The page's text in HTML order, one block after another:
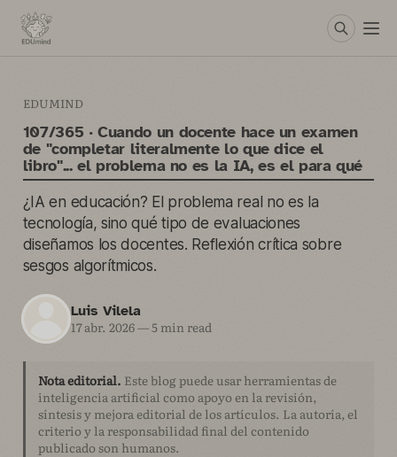
EDUMIND
107/365 · Cuando un docente hace un examen
de "completar literalmente lo que dice el
libro"... el problema no es la IA, es el para qué
¿IA en educación? El problema real no es la
tecnología, sino qué tipo de evaluaciones
diseñamos los docentes. Reflexión crítica sobre
sesgos algorítmicos.
Luis Vilela
17 abr. 2026—5 min read
Nota editorial. Este blog puede usar herramientas de
inteligencia artificial como apoyo en la revisión,
síntesis y mejora editorial de los artículos. La autoría, el
criterio y la responsabilidad final del contenido
publicado son humanos.